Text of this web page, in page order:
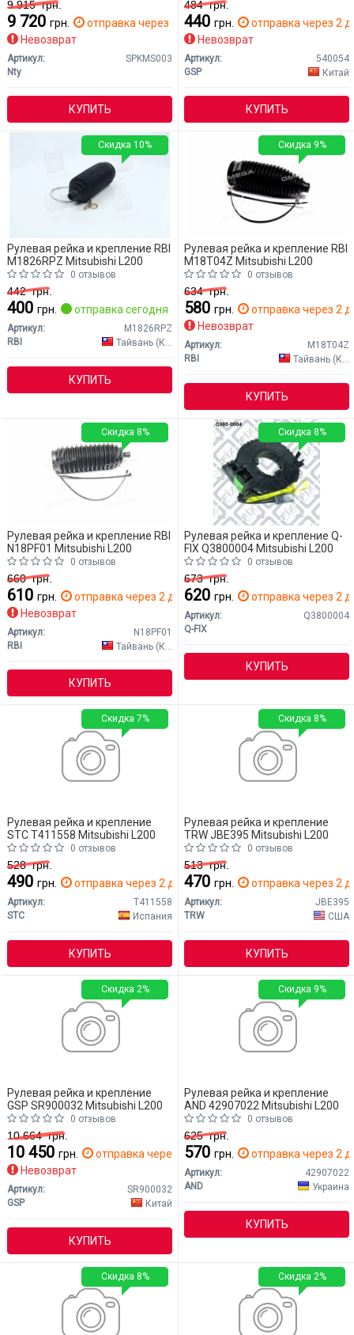
9 915грн.
9 720 грн.
отправка через 2 дн.
Невозврат
Артикул:
SPKMS003
Nty
КУПИТЬ
484грн.
440 грн.
отправка через 2
Невозврат
Артикул:
540054
GSP
Китай
КУПИТЬ
Рулевая рейка и крепление RBI
M1826RPZ Mitsubishi L200
0 отзывов
442грн.
400 грн. отправка сегодня
Артикул:
M1826RPZ
RBI
Тайвань (Китай)
КУПИТЬ
Скидка 10%
Рулевая рейка и крепление RBI
M18T04Z Mitsubishi L200
0 отзывов
634грн.
580 грн.
отправка через 2
Невозврат
Артикул:
M18T04Z
RBI
Тайвань (Китай)
КУПИТЬ
Скидка 9%
Рулевая рейка и крепление RBI
N18PF01 Mitsubishi L200
0 отзывов
660грн.
610 грн.
отправка через 2 дн.
Невозврат
Артикул:
N18PF01
RBI
Тайвань (Китай)
КУПИТЬ
Скидка 8%
Рулевая рейка и крепление Q-
FIX Q3800004 Mitsubishi L200
0 отзывов
673грн.
620 грн. отправка через 2
Артикул:
Q3800004
Q-FIX
КУПИТЬ
Скидка 8%
Рулевая рейка и крепление
STC T411558 Mitsubishi L200
0 отзывов
528грн.
490 грн. отправка через 2 дн.
Артикул:
T411558
STC
Испания
КУПИТЬ
Скидка 7%
Рулевая рейка и крепление
TRW JBE395 Mitsubishi L200
0 отзывов
513грн.
470 грн. отправка через 2
Артикул:
JBE395
TRW
США
КУПИТЬ
Скидка 8%
Рулевая рейка и крепление
GSP SR900032 Mitsubishi L200
0 отзывов
10 664грн.
10 450 грн.
отправка через 2 дн.
Невозврат
Артикул:
SR900032
GSP
Китай
КУПИТЬ
Скидка 2%
Рулевая рейка и крепление
AND 42907022 Mitsubishi L200
0 отзывов
625грн.
570 грн. отправка через 2
Артикул:
42907022
AND
Украина
КУПИТЬ
Скидка 9%
Скидка 8% Скидка 2%